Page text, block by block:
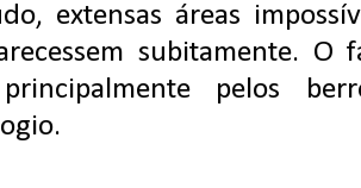
extensas áreas
subitamente.
pelos